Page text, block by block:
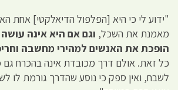
"ידוע לי כי היא [הפלפול הדיאלקטי] אחת
מאמנת את השכל, וגם אם היא אינה
הופכת את האנשים למהירי מחשבה
כל זאת. אולם דרך מכובדת אינה בהכרח גם
לשבח, ואין ספק כי נוסע שהדרך גורמת לו